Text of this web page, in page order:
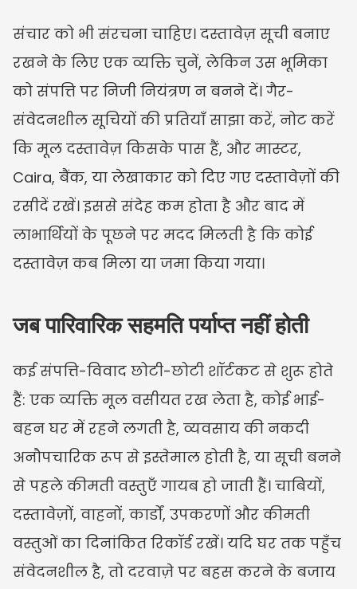
संचार को भी संरचना चाहिए। दस्तावेज़ सूची बनाए
रखने के लिए एक व्यक्ति चुनें, लेकिन उस भूमिका
को संपत्ति पर निजी नियंत्रण न बनने दें। गैर-
संवेदनशील सूचियों की प्रतियाँ साझा करें, नोट करें
कि मूल दस्तावेज़ किसके पास हैं, और मास्टर,
Caira, बैंक, या लेखाकार को दिए गए दस्तावेज़ों की
रसीदें रखें। इससे संदेह कम होता है और बाद में
लाभार्थियों के पूछने पर मदद मिलती है कि कोई
दस्तावेज़ कब मिला या जमा किया गया।
जब पारिवारिक सहमति पर्याप्त नहीं होती
कई संपत्ति-विवाद छोटी-छोटी शॉर्टकट से शुरू होते
हैं: एक व्यक्ति मूल वसीयत रख लेता है, कोई भाई-
बहन घर में रहने लगती है, व्यवसाय की नकदी
अनौपचारिक रूप से इस्तेमाल होती है, या सूची बनने
से पहले कीमती वस्तुएँ गायब हो जाती हैं। चाबियों,
दस्तावेज़ों, वाहनों, कार्डों, उपकरणों और कीमती
वस्तुओं का दिनांकित रिकॉर्ड रखें। यदि घर तक पहुँच
संवेदनशील है, तो दरवाज़े पर बहस करने के बजाय